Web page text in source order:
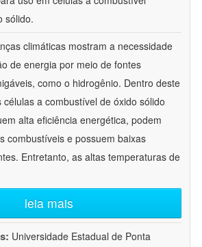
sólido.
climáticas mostram a necessidade
de energia por meio de fontes
como o hidrogênio. Dentro deste
a combustível de óxido sólido
alta eficiência energética, podem
combustíveis e possuem baixas
Entretanto, as altas temperaturas de
leia mais
Universidade Estadual de Ponta